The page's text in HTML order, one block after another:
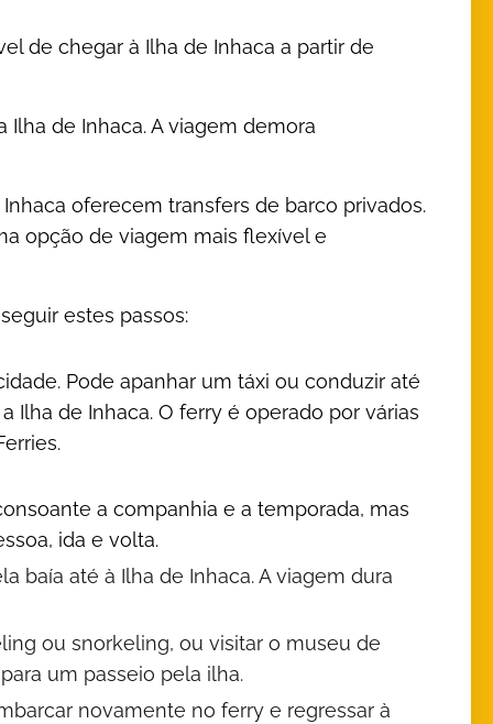
de chegar à Ilha de Inhaca a partir de
de Inhaca. A viagem demora
oferecem transfers de barco privados.
opção de viagem mais flexível e
estes passos:
Pode apanhar um táxi ou conduzir até
Ilha de Inhaca. O ferry é operado por várias
a companhia e a temporada, mas
ida e volta.
baía até à Ilha de Inhaca. A viagem dura
ou snorkeling, ou visitar o museu de
um passeio pela ilha.
novamente no ferry e regressar à